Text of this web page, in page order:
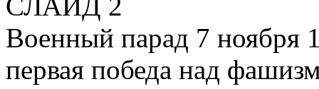
Военный парад 7 ноября
первая победа над